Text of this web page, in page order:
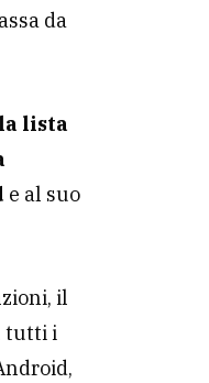
da
lista
e al suo
il
tutti i